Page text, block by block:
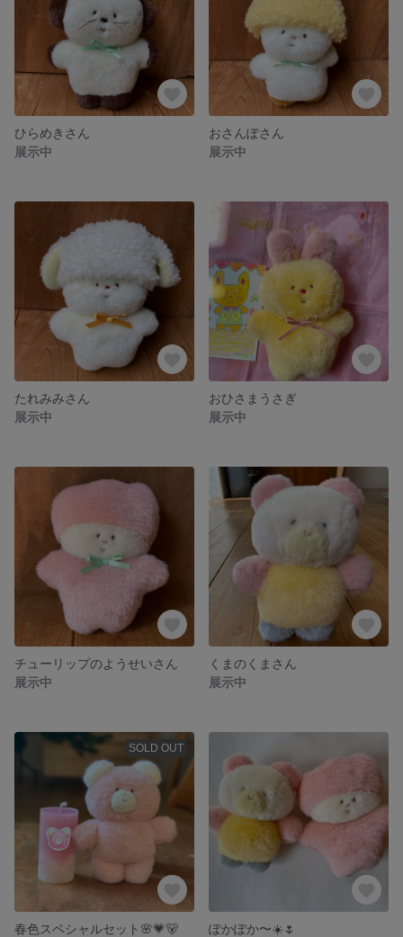
ひらめきさん
展示中
おさんぽさん
展示中
たれみみさん
展示中
おひさまうさぎ
展示中
チューリップのようせいさん
展示中
くまのくまさん
展示中
SOLD OUT
春色スペシャルセット🌸💗🐻
ぽかぽか〜☀️🌷